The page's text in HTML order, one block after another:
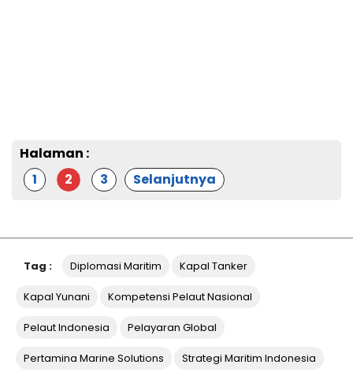
Halaman :
1
2 3 Selanjutnya
Tag : Diplomasi Maritim Kapal Tanker
Kapal Yunani Kompetensi Pelaut Nasional
Pelaut Indonesia Pelayaran Global
Pertamina Marine Solutions Strategi Maritim Indonesia